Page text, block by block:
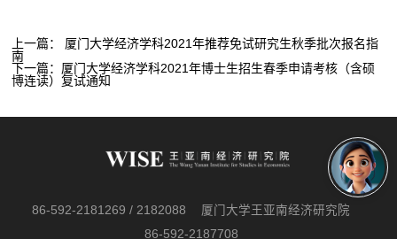
上一篇： 厦门大学经济学科2021年推荐免试研究生秋季批次报名指
南
下一篇： 厦门大学经济学科2021年博士生招生春季申请考核（含硕
博连读）复试通知
86-592-2181269 / 2182088
厦门大学王亚南经济研究院
86-592-2187708